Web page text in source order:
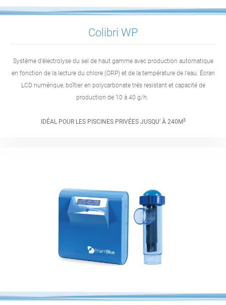
Colibri WP
Système d'électrolyse du sel de haut gamme avec production automatique
en fonction de la lecture du chlore (ORP) et de la température de l’eau. Écran
LCD numérique, boîtier en polycarbonate trés resistant et capacité de
production de 10 à 40 g/h.
IDÉAL POUR LES PISCINES PRIVÉES JUSQU’ À 240M3